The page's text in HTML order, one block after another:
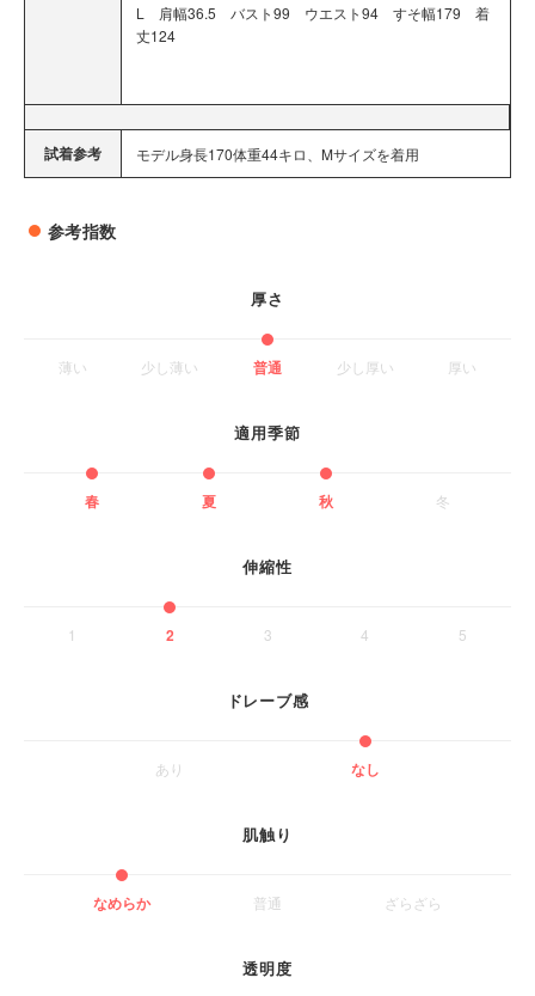
L 肩幅36.5 バスト99 ウエスト94 すそ幅179 着
丈124
試着参考 モデル身長170体重44キロ、Mサイズを着用
参考指数
厚さ
薄い 少し薄い 普通 少し厚い 厚い
適用季節
春 夏 秋 冬
伸縮性
1 2 3 4 5
ドレーブ感
あり なし
肌触り
なめらか 普通 ざらざら
透明度